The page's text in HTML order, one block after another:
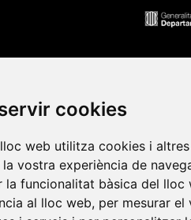
cookies
web utilitza cookies i
vostra experiència de
la funcionalitat bàsica del lloc
al lloc web, per mesurar el
de Barcelona•Universitat de